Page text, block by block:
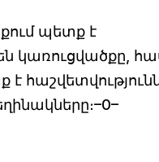
պետք է
կառուցվածքը,